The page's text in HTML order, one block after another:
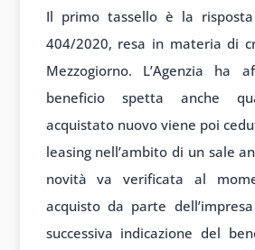
Il primo tassello è la
404/2020, resa in materia di
Mezzogiorno. L’Agenzia ha
beneficio spetta anche
acquistato nuovo viene poi
leasing nell’ambito di un sale
novità va verificata al
acquisto da parte
successiva indicazione del